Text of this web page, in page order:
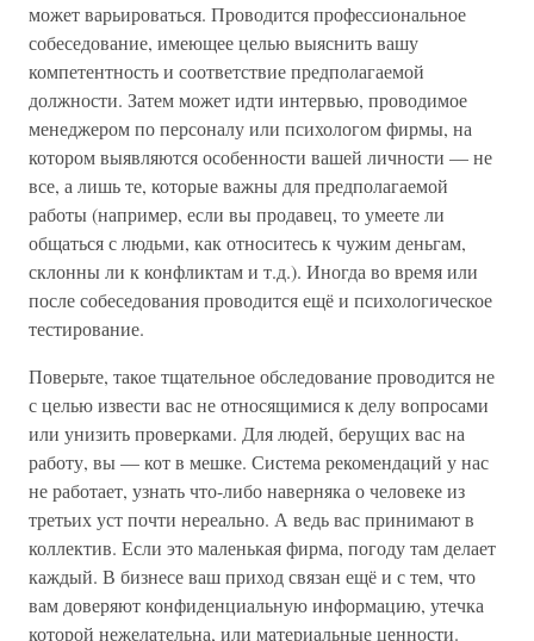
может варьироваться. Проводится профессиональное
собеседование, имеющее целью выяснить вашу
компетентность и соответствие предполагаемой
должности. Затем может идти интервью, проводимое
менеджером по персоналу или психологом фирмы, на
котором выявляются особенности вашей личности — не
все, а лишь те, которые важны для предполагаемой
работы (например, если вы продавец, то умеете ли
общаться с людьми, как относитесь к чужим деньгам,
склонны ли к конфликтам и т.д.). Иногда во время или
после собеседования проводится ещё и психологическое
тестирование.
Поверьте, такое тщательное обследование проводится не
с целью извести вас не относящимися к делу вопросами
или унизить проверками. Для людей, берущих вас на
работу, вы — кот в мешке. Система рекомендаций у нас
не работает, узнать что-либо наверняка о человеке из
третьих уст почти нереально. А ведь вас принимают в
коллектив. Если это маленькая фирма, погоду там делает
каждый. В бизнесе ваш приход связан ещё и с тем, что
вам доверяют конфиденциальную информацию, утечка
которой нежелательна, или материальные ценности.